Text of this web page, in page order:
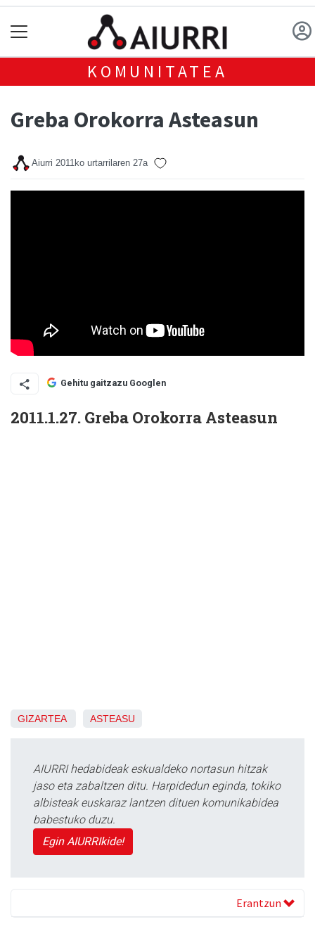
KOMUNITATEA
Greba Orokorra Asteasun
Aiurri 2011ko urtarrilaren 27a
Gehitu gaitzazu Googlen
2011.1.27. Greba Orokorra Asteasun
GIZARTEA ASTEASU
AIURRI hedabideak eskualdeko nortasun hitzak
jaso eta zabaltzen ditu. Harpidedun eginda, tokiko
albisteak euskaraz lantzen dituen komunikabidea
babestuko duzu.
Egin AIURRIkide!
Erantzun